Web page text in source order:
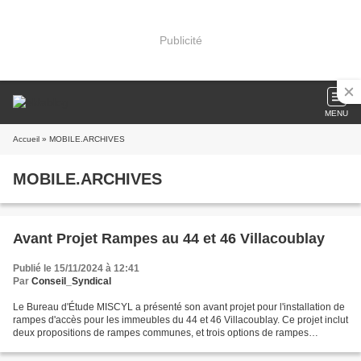
Publicité
MENU
Accueil » MOBILE.ARCHIVES
MOBILE.ARCHIVES
Avant Projet Rampes au 44 et 46 Villacoublay
Publié le 15/11/2024 à 12:41
Par Conseil_Syndical
Le Bureau d'Étude MISCYL a présenté son avant projet pour l'installation de
rampes d'accès pour les immeubles du 44 et 46 Villacoublay. Ce projet inclut
deux propositions de rampes communes, et trois options de rampes